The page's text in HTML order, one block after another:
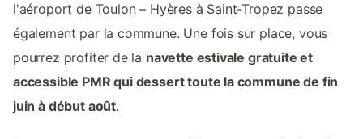
l'aéroport de Toulon – Hyères à Saint-Tropez passe
également par la commune. Une fois sur place, vous
pourrez profiter de la navette estivale gratuite et
accessible PMR qui dessert toute la commune de fin
juin à début août.